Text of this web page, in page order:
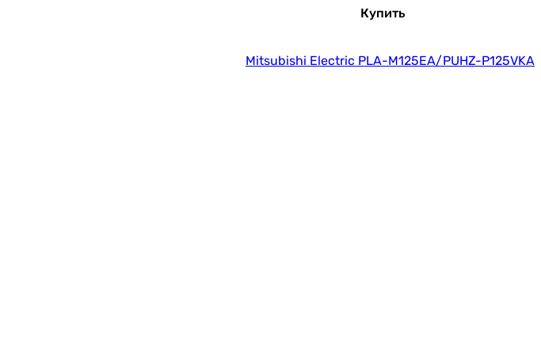
Купить
Mitsubishi Electric PLA-M125EA/PUHZ-P125VKA